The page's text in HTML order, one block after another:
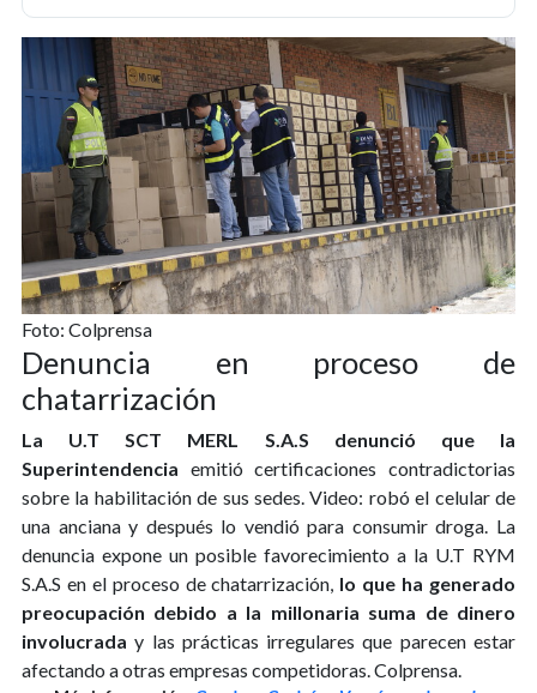
Foto: Colprensa
Denuncia en proceso de
chatarrización
La U.T SCT MERL S.A.S denunció que la
Superintendencia emitió certificaciones contradictorias
sobre la habilitación de sus sedes. Video: robó el celular de
una anciana y después lo vendió para consumir droga. La
denuncia expone un posible favorecimiento a la U.T RYM
S.A.S en el proceso de chatarrización, lo que ha generado
preocupación debido a la millonaria suma de dinero
involucrada y las prácticas irregulares que parecen estar
afectando a otras empresas competidoras. Colprensa.